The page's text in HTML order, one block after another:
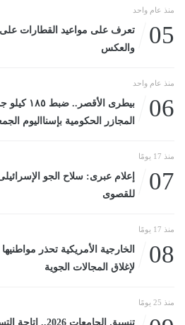
منذ عام واحد
05
تعرف على مواعيد القطارات على
والعكس
منذ عام واحد
06
بيطرى
المجازر الحكومية بإسنااليوم الجمعة، 4 أبريل 2025
منذ 17 يومًا
07
إعلام عبرى: سلاح الجو
للقصوى
منذ 17 يومًا
08
الخارجية الأمريكية تحذر
لإغلاق المجالات الجوية
منذ 25 يومًا